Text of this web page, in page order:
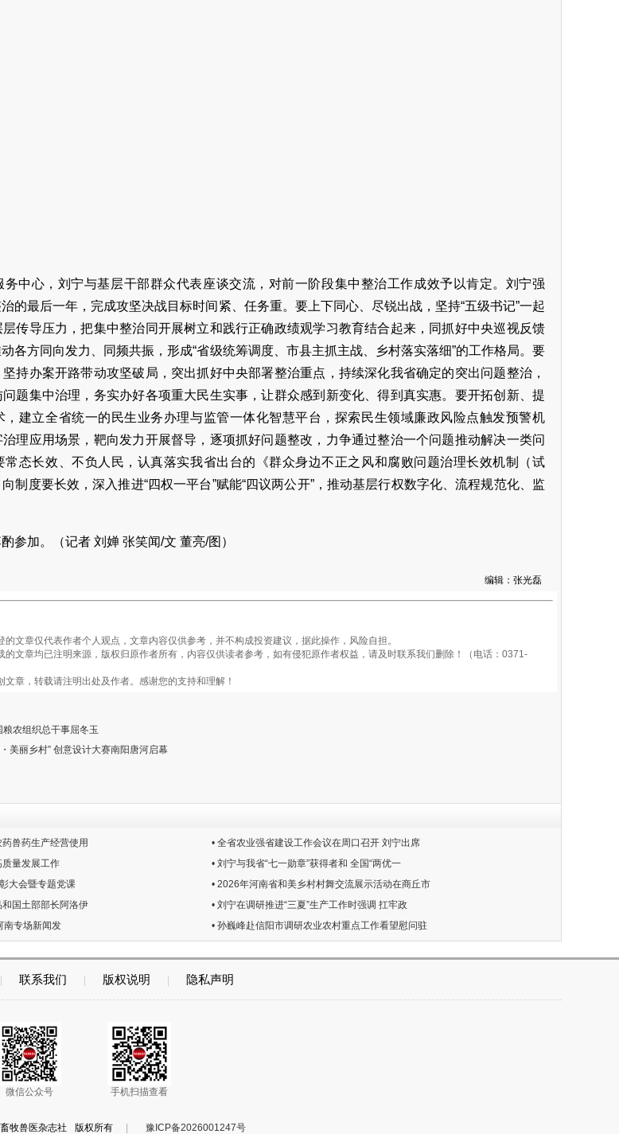
务中心，刘宁与基层干部群众代表座谈交流，对前一阶段集中整治工作成效予以肯定。刘宁强
的最后一年，完成攻坚决战目标时间紧、任务重。要上下同心、尽锐出战，坚持“五级书记”一起
传导压力，把集中整治同开展树立和践行正确政绩观学习教育结合起来，同抓好中央巡视反馈
各方同向发力、同频共振，形成“省级统筹调度、市县主抓主战、乡村落实落细”的工作格局。要
持办案开路带动攻坚破局，突出抓好中央部署整治重点，持续深化我省确定的突出问题整治，
题集中治理，务实办好各项重大民生实事，让群众感到新变化、得到真实惠。要开拓创新、提
，建立全省统一的民生业务办理与监管一体化智慧平台，探索民生领域廉政风险点触发预警机
理应用场景，靶向发力开展督导，逐项抓好问题整改，力争通过整治一个问题推动解决一类问
常态长效、不负人民，认真落实我省出台的《群众身边不正之风和腐败问题治理长效机制（试
制度要长效，深入推进“四权一平台”赋能“四议两公开”，推动基层行权数字化、流程规范化、监
参加。（记者 刘婵 张笑闻/文 董亮/图）
编辑：张光磊
章仅代表作者个人观点，文章内容仅供参考，并不构成投资建议，据此操作，风险自担。
章均已注明来源，版权归原作者所有，内容仅供读者参考，如有侵犯原作者权益，请及时联系我们删除！（电话：0371-
章，转载请注明出处及作者。感谢您的支持和理解！
农组织总干事屈冬玉
美丽乡村” 创意设计大赛南阳唐河启幕
兽药生产经营使用
• 全省农业强省建设工作会议在周口召开 刘宁出席
质量发展工作
• 刘宁与我省“七一勋章”获得者和 全国“两优一
大会暨专题党课
• 2026年河南省和美乡村村舞交流展示活动在商丘市
国土部部长阿洛伊
• 刘宁在调研推进“三夏”生产工作时强调 扛牢政
南专场新闻发
• 孙巍峰赴信阳市调研农业农村重点工作看望慰问驻
联系我们 版权说明 隐私声明
微信公众号 手机扫描查看
牧兽医杂志社 版权所有 豫ICP备2026001247号